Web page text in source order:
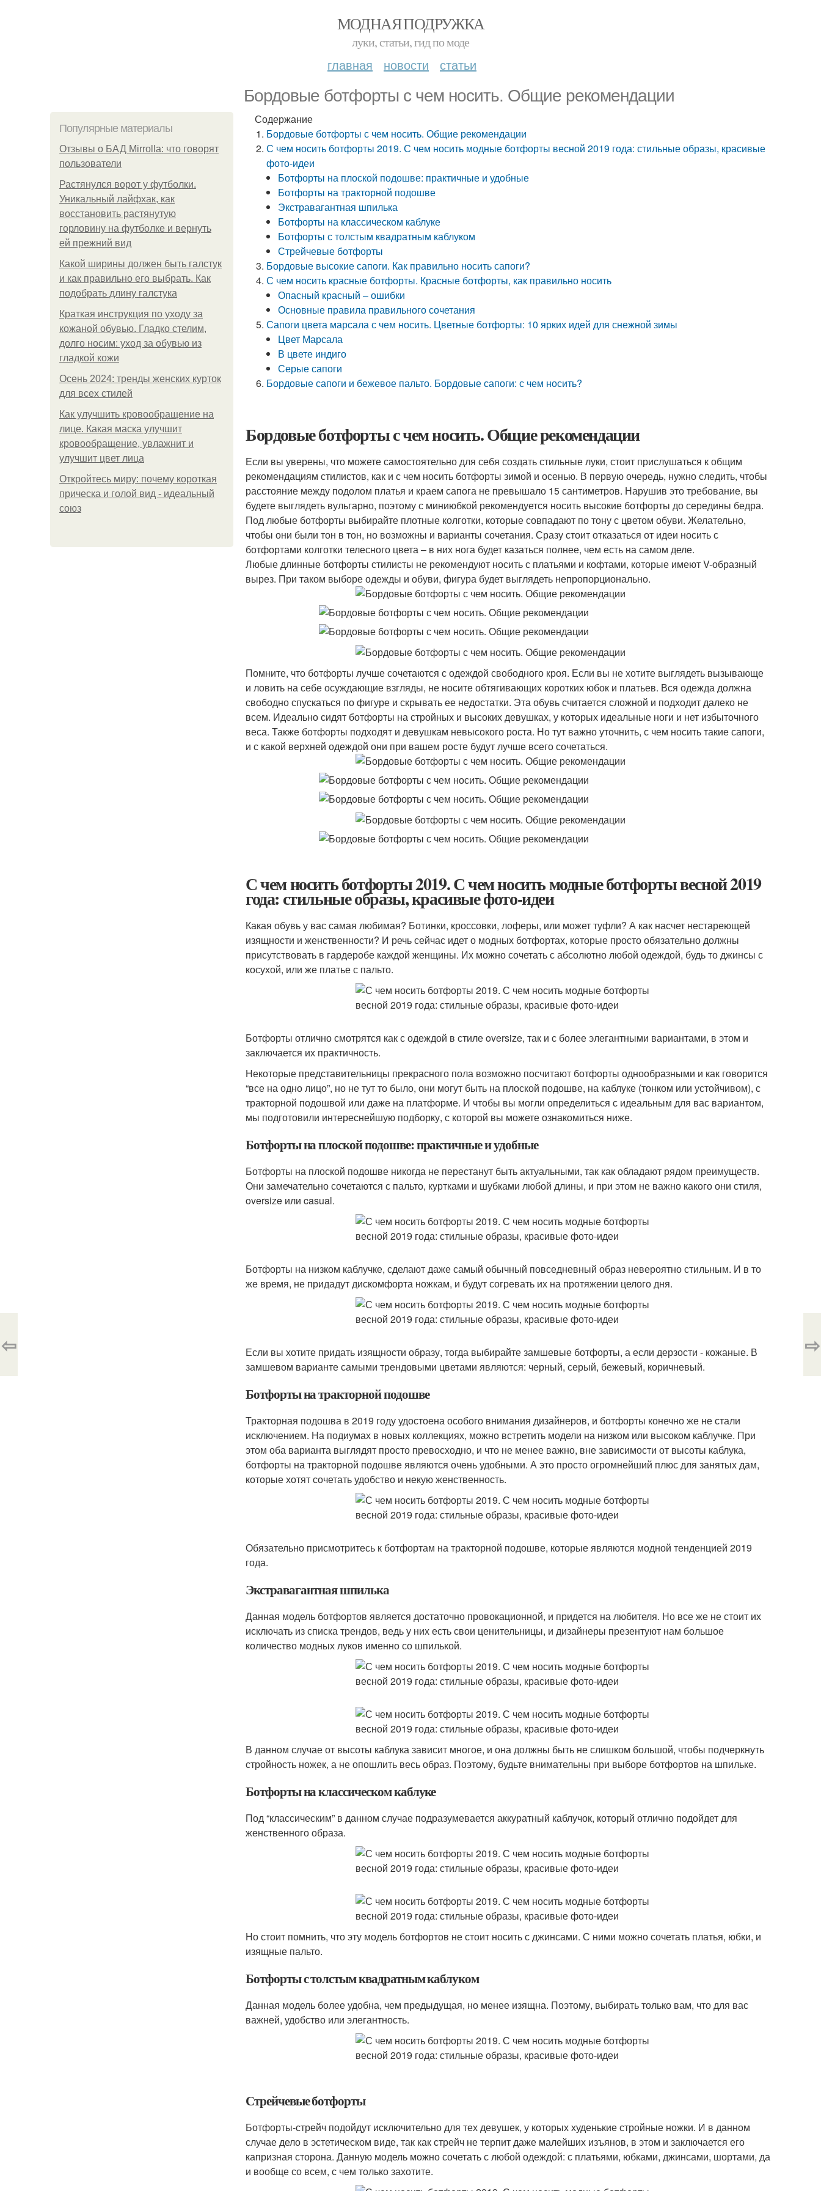
МОДНАЯ ПОДРУЖКА
луки, статьи, гид по моде
главная новости статьи
Бордовые ботфорты с чем носить. Общие рекомендации
Популярные материалы
Отзывы о БАД Mirrolla: что говорят
пользователи
Растянулся ворот у футболки.
Уникальный лайфхак, как
восстановить растянутую
горловину на футболке и вернуть
ей прежний вид
Какой ширины должен быть галстук
и как правильно его выбрать. Как
подобрать длину галстука
Краткая инструкция по уходу за
кожаной обувью. Гладко стелим,
долго носим: уход за обувью из
гладкой кожи
Осень 2024: тренды женских курток
для всех стилей
Как улучшить кровообращение на
лице. Какая маска улучшит
кровообращение, увлажнит и
улучшит цвет лица
Откройтесь миру: почему короткая
прическа и голой вид - идеальный
союз
Содержание
Бордовые ботфорты с чем носить. Общие рекомендации
С чем носить ботфорты 2019. С чем носить модные ботфорты весной 2019 года: стильные образы, красивые
фото-идеи
Ботфорты на плоской подошве: практичные и удобные
Ботфорты на тракторной подошве
Экстравагантная шпилька
Ботфорты на классическом каблуке
Ботфорты с толстым квадратным каблуком
Стрейчевые ботфорты
Бордовые высокие сапоги. Как правильно носить сапоги?
С чем носить красные ботфорты. Красные ботфорты, как правильно носить
Опасный красный – ошибки
Основные правила правильного сочетания
Сапоги цвета марсала с чем носить. Цветные ботфорты: 10 ярких идей для снежной зимы
Цвет Марсала
В цвете индиго
Серые сапоги
Бордовые сапоги и бежевое пальто. Бордовые сапоги: с чем носить?
Бордовые ботфорты с чем носить. Общие рекомендации
Если вы уверены, что можете самостоятельно для себя создать стильные луки, стоит прислушаться к общим
рекомендациям стилистов, как и с чем носить ботфорты зимой и осенью. В первую очередь, нужно следить, чтобы
расстояние между подолом платья и краем сапога не превышало 15 сантиметров. Нарушив это требование, вы
будете выглядеть вульгарно, поэтому с миниюбкой рекомендуется носить высокие ботфорты до середины бедра.
Под любые ботфорты выбирайте плотные колготки, которые совпадают по тону с цветом обуви. Желательно,
чтобы они были тон в тон, но возможны и варианты сочетания. Сразу стоит отказаться от идеи носить с
ботфортами колготки телесного цвета – в них нога будет казаться полнее, чем есть на самом деле.
Любые длинные ботфорты стилисты не рекомендуют носить с платьями и кофтами, которые имеют V-образный
вырез. При таком выборе одежды и обуви, фигура будет выглядеть непропорционально.
Помните, что ботфорты лучше сочетаются с одеждой свободного кроя. Если вы не хотите выглядеть вызывающе
и ловить на себе осуждающие взгляды, не носите обтягивающих коротких юбок и платьев. Вся одежда должна
свободно спускаться по фигуре и скрывать ее недостатки. Эта обувь считается сложной и подходит далеко не
всем. Идеально сидят ботфорты на стройных и высоких девушках, у которых идеальные ноги и нет избыточного
веса. Также ботфорты подходят и девушкам невысокого роста. Но тут важно уточнить, с чем носить такие сапоги,
и с какой верхней одеждой они при вашем росте будут лучше всего сочетаться.
С чем носить ботфорты 2019. С чем носить модные ботфорты весной 2019
года: стильные образы, красивые фото-идеи
Какая обувь у вас самая любимая? Ботинки, кроссовки, лоферы, или может туфли? А как насчет нестареющей
изящности и женственности? И речь сейчас идет о модных ботфортах, которые просто обязательно должны
присутствовать в гардеробе каждой женщины. Их можно сочетать с абсолютно любой одеждой, будь то джинсы с
косухой, или же платье с пальто.
Ботфорты отлично смотрятся как с одеждой в стиле oversize, так и с более элегантными вариантами, в этом и
заключается их практичность.
Некоторые представительницы прекрасного пола возможно посчитают ботфорты однообразными и как говорится
“все на одно лицо”, но не тут то было, они могут быть на плоской подошве, на каблуке (тонком или устойчивом), с
тракторной подошвой или даже на платформе. И чтобы вы могли определиться с идеальным для вас вариантом,
мы подготовили интереснейшую подборку, с которой вы можете ознакомиться ниже.
Ботфорты на плоской подошве: практичные и удобные
Ботфорты на плоской подошве никогда не перестанут быть актуальными, так как обладают рядом преимуществ.
Они замечательно сочетаются с пальто, куртками и шубками любой длины, и при этом не важно какого они стиля,
oversize или casual.
Ботфорты на низком каблучке, сделают даже самый обычный повседневный образ невероятно стильным. И в то
же время, не придадут дискомфорта ножкам, и будут согревать их на протяжении целого дня.
Если вы хотите придать изящности образу, тогда выбирайте замшевые ботфорты, а если дерзости - кожаные. В
замшевом варианте самыми трендовыми цветами являются: черный, серый, бежевый, коричневый.
Ботфорты на тракторной подошве
Тракторная подошва в 2019 году удостоена особого внимания дизайнеров, и ботфорты конечно же не стали
исключением. На подиумах в новых коллекциях, можно встретить модели на низком или высоком каблучке. При
этом оба варианта выглядят просто превосходно, и что не менее важно, вне зависимости от высоты каблука,
ботфорты на тракторной подошве являются очень удобными. А это просто огромнейший плюс для занятых дам,
которые хотят сочетать удобство и некую женственность.
Обязательно присмотритесь к ботфортам на тракторной подошве, которые являются модной тенденцией 2019
года.
Экстравагантная шпилька
Данная модель ботфортов является достаточно провокационной, и придется на любителя. Но все же не стоит их
исключать из списка трендов, ведь у них есть свои ценительницы, и дизайнеры презентуют нам большое
количество модных луков именно со шпилькой.
В данном случае от высоты каблука зависит многое, и она должны быть не слишком большой, чтобы подчеркнуть
стройность ножек, а не опошлить весь образ. Поэтому, будьте внимательны при выборе ботфортов на шпильке.
Ботфорты на классическом каблуке
Под “классическим” в данном случае подразумевается аккуратный каблучок, который отлично подойдет для
женственного образа.
Но стоит помнить, что эту модель ботфортов не стоит носить с джинсами. С ними можно сочетать платья, юбки, и
изящные пальто.
Ботфорты с толстым квадратным каблуком
Данная модель более удобна, чем предыдущая, но менее изящна. Поэтому, выбирать только вам, что для вас
важней, удобство или элегантность.
Стрейчевые ботфорты
Ботфорты-стрейч подойдут исключительно для тех девушек, у которых худенькие стройные ножки. И в данном
случае дело в эстетическом виде, так как стрейч не терпит даже малейших изъянов, в этом и заключается его
капризная сторона. Данную модель можно сочетать с любой одеждой: с платьями, юбками, джинсами, шортами, да
и вообще со всем, с чем только захотите.
⇦ ⇨